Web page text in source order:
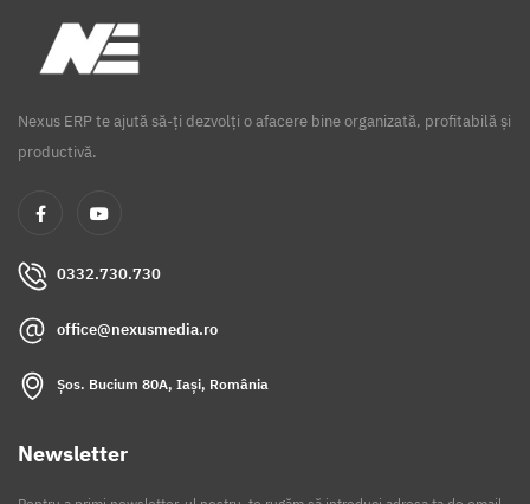
Nexus ERP te ajută să-ți dezvolți o afacere bine organizată, profitabilă și
productivă.
0332.730.730
office@nexusmedia.ro
Șos. Bucium 80A, Iași, România
Newsletter